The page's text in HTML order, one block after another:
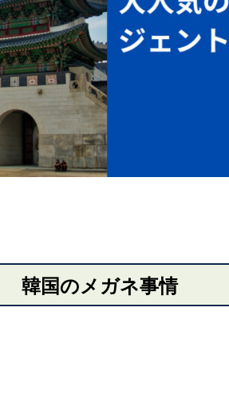
韓国のメガネ事情